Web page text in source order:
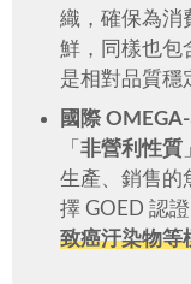
織，確保為消
鮮，同樣也包
是相對品質穩
國際
「 非營利性質
生產、銷售的
擇 GOED 認
致癌汙染物等